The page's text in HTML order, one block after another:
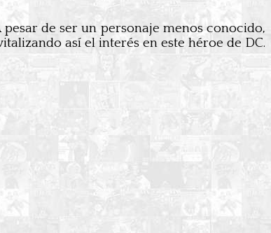
de ser un personaje menos conocido,
así el interés en este héroe de DC.